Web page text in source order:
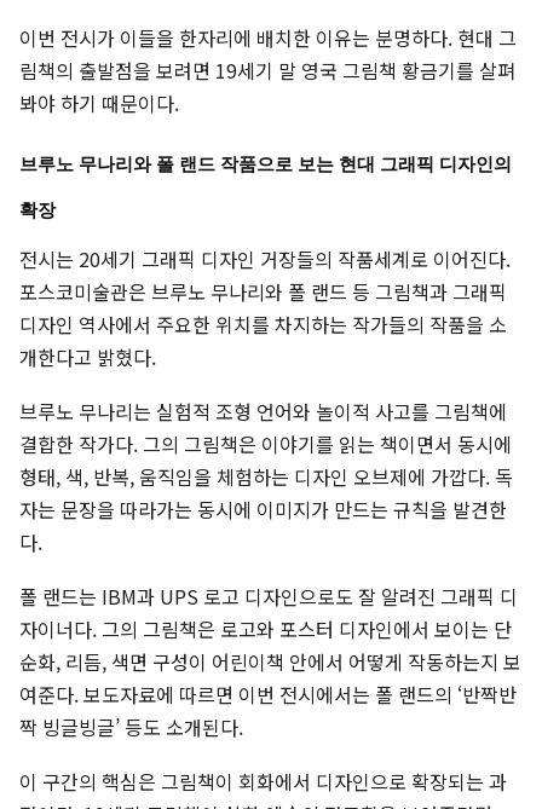
이번 전시가 이들을 한자리에 배치한 이유는 분명하다. 현대 그
림책의 출발점을 보려면 19세기 말 영국 그림책 황금기를 살펴
봐야 하기 때문이다.
브루노 무나리와 폴 랜드 작품으로 보는 현대 그래픽 디자인의
확장
전시는 20세기 그래픽 디자인 거장들의 작품세계로 이어진다.
포스코미술관은 브루노 무나리와 폴 랜드 등 그림책과 그래픽
디자인 역사에서 주요한 위치를 차지하는 작가들의 작품을 소
개한다고 밝혔다.
브루노 무나리는 실험적 조형 언어와 놀이적 사고를 그림책에
결합한 작가다. 그의 그림책은 이야기를 읽는 책이면서 동시에
형태, 색, 반복, 움직임을 체험하는 디자인 오브제에 가깝다. 독
자는 문장을 따라가는 동시에 이미지가 만드는 규칙을 발견한
다.
폴 랜드는 IBM과 UPS 로고 디자인으로도 잘 알려진 그래픽 디
자이너다. 그의 그림책은 로고와 포스터 디자인에서 보이는 단
순화, 리듬, 색면 구성이 어린이책 안에서 어떻게 작동하는지 보
여준다. 보도자료에 따르면 이번 전시에서는 폴 랜드의 ‘반짝반
짝 빙글빙글’ 등도 소개된다.
이 구간의 핵심은 그림책이 회화에서 디자인으로 확장되는 과